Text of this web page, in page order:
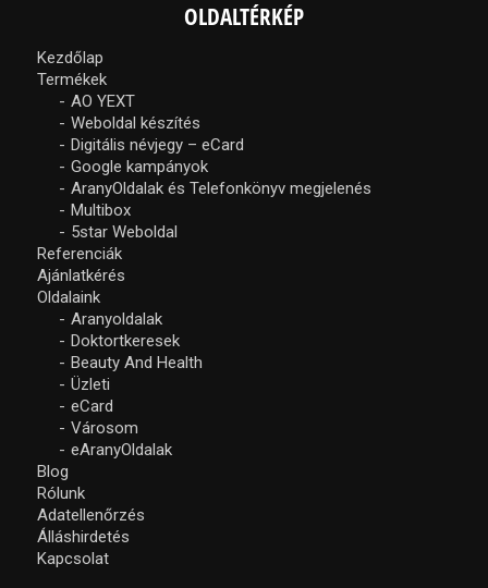
OLDALTÉRKÉP
Kezdőlap
Termékek
AO YEXT
Weboldal készítés
Digitális névjegy – eCard
Google kampányok
AranyOldalak és Telefonkönyv megjelenés
Multibox
5star Weboldal
Referenciák
Ajánlatkérés
Oldalaink
Aranyoldalak
Doktortkeresek
Beauty And Health
Üzleti
eCard
Városom
eAranyOldalak
Blog
Rólunk
Adatellenőrzés
Álláshirdetés
Kapcsolat